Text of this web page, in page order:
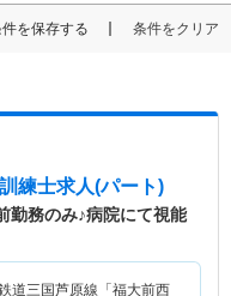
を保存する 条件をクリア
練士求人(パート)
勤務のみ♪病院にて視能
道三国芦原線「福大前西